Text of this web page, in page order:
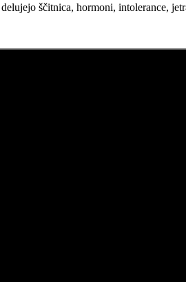
ščitnica, hormoni, intolerance,